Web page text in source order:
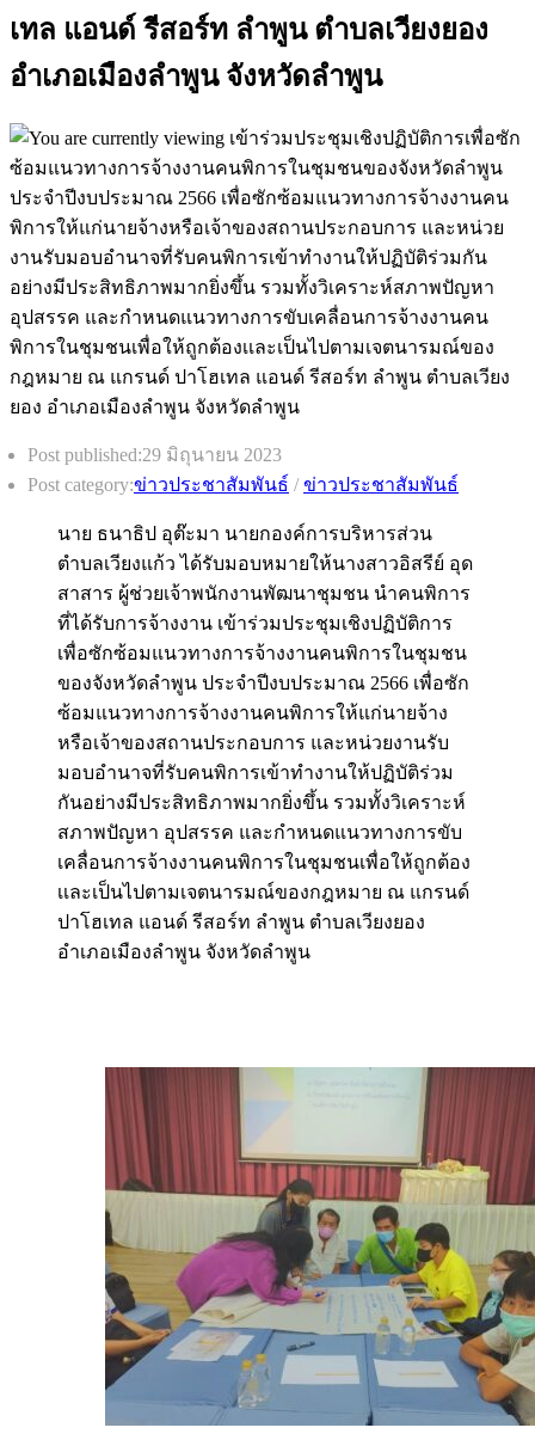
เทล แอนด์ รีสอร์ท ลำพูน ตำบลเวียงยอง
อำเภอเมืองลำพูน จังหวัดลำพูน
Post published:29 มิถุนายน 2023
Post category:ข่าวประชาสัมพันธ์ / ข่าวประชาสัมพันธ์
นาย ธนาธิป อุต๊ะมา นายกองค์การบริหารส่วน
ตำบลเวียงแก้ว ได้รับมอบหมายให้นางสาวอิสรีย์ อุด
สาสาร ผู้ช่วยเจ้าพนักงานพัฒนาชุมชน นำคนพิการ
ที่ได้รับการจ้างงาน เข้าร่วมประชุมเชิงปฏิบัติการ
เพื่อซักซ้อมแนวทางการจ้างงานคนพิการในชุมชน
ของจังหวัดลำพูน ประจำปีงบประมาณ 2566 เพื่อซัก
ซ้อมแนวทางการจ้างงานคนพิการให้แก่นายจ้าง
หรือเจ้าของสถานประกอบการ และหน่วยงานรับ
มอบอำนาจที่รับคนพิการเข้าทำงานให้ปฏิบัติร่วม
กันอย่างมีประสิทธิภาพมากยิ่งขึ้น รวมทั้งวิเคราะห์
สภาพปัญหา อุปสรรค และกำหนดแนวทางการขับ
เคลื่อนการจ้างงานคนพิการในชุมชนเพื่อให้ถูกต้อง
เเละเป็นไปตามเจตนารมณ์ของกฎหมาย ณ แกรนด์
ปาโฮเทล แอนด์ รีสอร์ท ลำพูน ตำบลเวียงยอง
อำเภอเมืองลำพูน จังหวัดลำพูน